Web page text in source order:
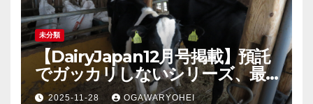
未分類
【DairyJapan12月号掲載】預託
でガッカリしないシリーズ、最
終回！
2025-11-28 OGAWARYOHEI